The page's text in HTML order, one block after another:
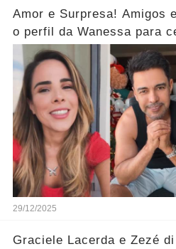
Amor e Surpresa! Amigos
o perfil da Wanessa para
da cantora; vídeo
29/12/2025
Graciele Lacerda e Zezé